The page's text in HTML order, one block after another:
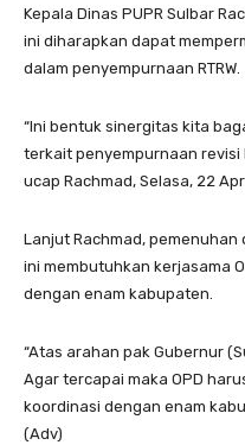
Kepala Dinas PUPR Sulbar
ini diharapkan dapat
dalam penyempurnaan RTRW.
“Ini bentuk sinergitas kita
terkait penyempurnaan revisi
ucap Rachmad, Selasa, 22
Lanjut Rachmad, pemenuhan
ini membutuhkan kerjasama
dengan enam kabupaten.
“Atas arahan pak Gubernur
Agar tercapai maka OPD
koordinasi dengan enam
(Adv)